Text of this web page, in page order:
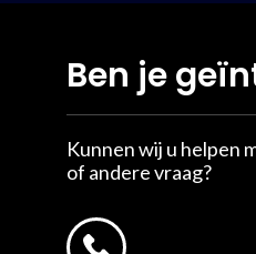
Ben je
Kunnen wij u helpen
of andere vraag?